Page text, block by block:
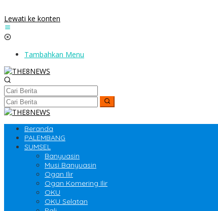
Lewati ke konten
Tambahkan Menu
Beranda
PALEMBANG
SUMSEL
Banyuasin
Musi Banyuasin
Ogan Ilir
Ogan Komering Ilir
OKU
OKU Selatan